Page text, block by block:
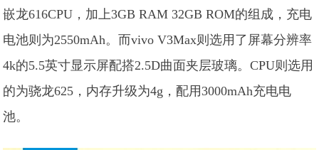
嵌龙616CPU，加上3GB RAM 32GB ROM的组成，充电
电池则为2550mAh。而vivo V3Max则选用了屏幕分辨率
4k的5.5英寸显示屏配搭2.5D曲面夹层玻璃。CPU则选用
的为骁龙625，内存升级为4g，配用3000mAh充电电
池。